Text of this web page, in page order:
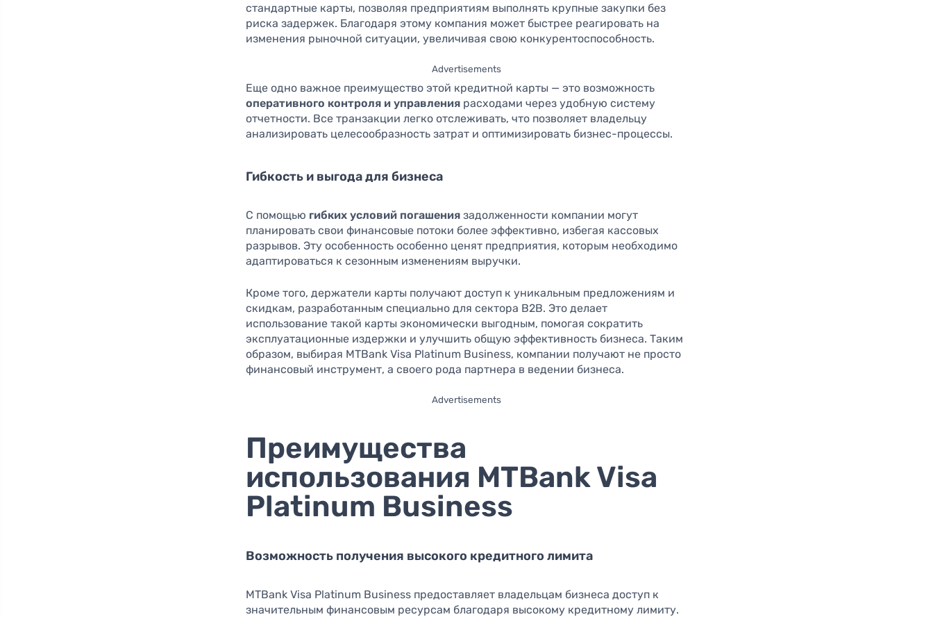
стандартные карты, позволяя предприятиям выполнять крупные закупки без
риска задержек. Благодаря этому компания может быстрее реагировать на
изменения рыночной ситуации, увеличивая свою конкурентоспособность.
Advertisements
Еще одно важное преимущество этой кредитной карты — это возможность
оперативного контроля и управления расходами через удобную систему
отчетности. Все транзакции легко отслеживать, что позволяет владельцу
анализировать целесообразность затрат и оптимизировать бизнес-процессы.
Гибкость и выгода для бизнеса
С помощью гибких условий погашения задолженности компании могут
планировать свои финансовые потоки более эффективно, избегая кассовых
разрывов. Эту особенность особенно ценят предприятия, которым необходимо
адаптироваться к сезонным изменениям выручки.
Кроме того, держатели карты получают доступ к уникальным предложениям и
скидкам, разработанным специально для сектора B2B. Это делает
использование такой карты экономически выгодным, помогая сократить
эксплуатационные издержки и улучшить общую эффективность бизнеса. Таким
образом, выбирая MTBank Visa Platinum Business, компании получают не просто
финансовый инструмент, а своего рода партнера в ведении бизнеса.
Advertisements
Преимущества
использования MTBank Visa
Platinum Business
Возможность получения высокого кредитного лимита
MTBank Visa Platinum Business предоставляет владельцам бизнеса доступ к
значительным финансовым ресурсам благодаря высокому кредитному лимиту.